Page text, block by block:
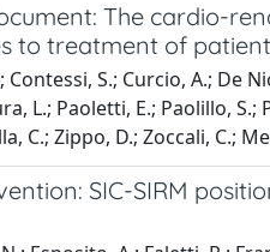
The cardio-
to treatment of
S.; Curcio, A.; De
Paoletti, E.; Paolillo, S.;
C.; Zippo, D.; Zoccali, C.;
SIC-SIRM